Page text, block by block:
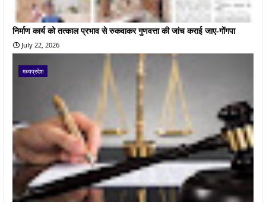
निर्माण कार्य को तत्काल प्रभाव से रुकवाकर गुणवत्ता की जांच कराई जाए-गोंगपा
July 22, 2026
मध्यप्रदेश